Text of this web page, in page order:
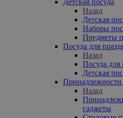
Назад
Детская
Наборы
Предметы
Посуда для
Назад
Посуда для
Детская
Принадлежности
Назад
гаджеты